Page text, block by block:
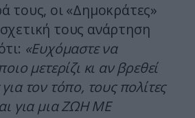
τους, οι «Δημοκράτες»
τους ανάρτηση
«Ευχόμαστε να
μετερίζι κι αν βρεθεί
τον τόπο, τους πολίτες
για μια ΖΩΗ ΜΕ